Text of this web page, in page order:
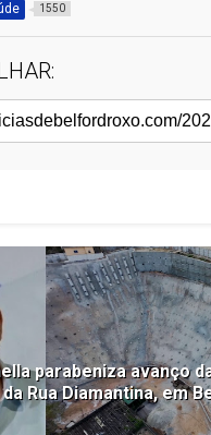
1550
parabeniza avanço
Rua Diamantina, em